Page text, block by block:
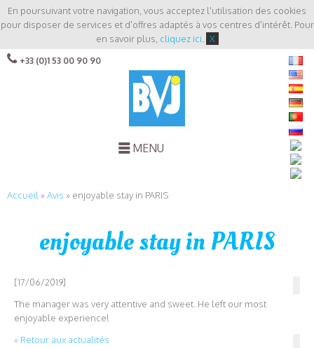
En poursuivant votre navigation, vous acceptez l'utilisation des cookies
pour disposer de services et d'offres adaptés à vos centres d'intérêt. Pour
en savoir plus, cliquez ici X
+33 (0)1 53 00 90 90
MENU
Accueil »Avis » enjoyable stay in PARIS
enjoyable stay in PARIS
[17/06/2019]
The manager was very attentive and sweet. He left our most
enjoyable experience!
« Retour aux actualités